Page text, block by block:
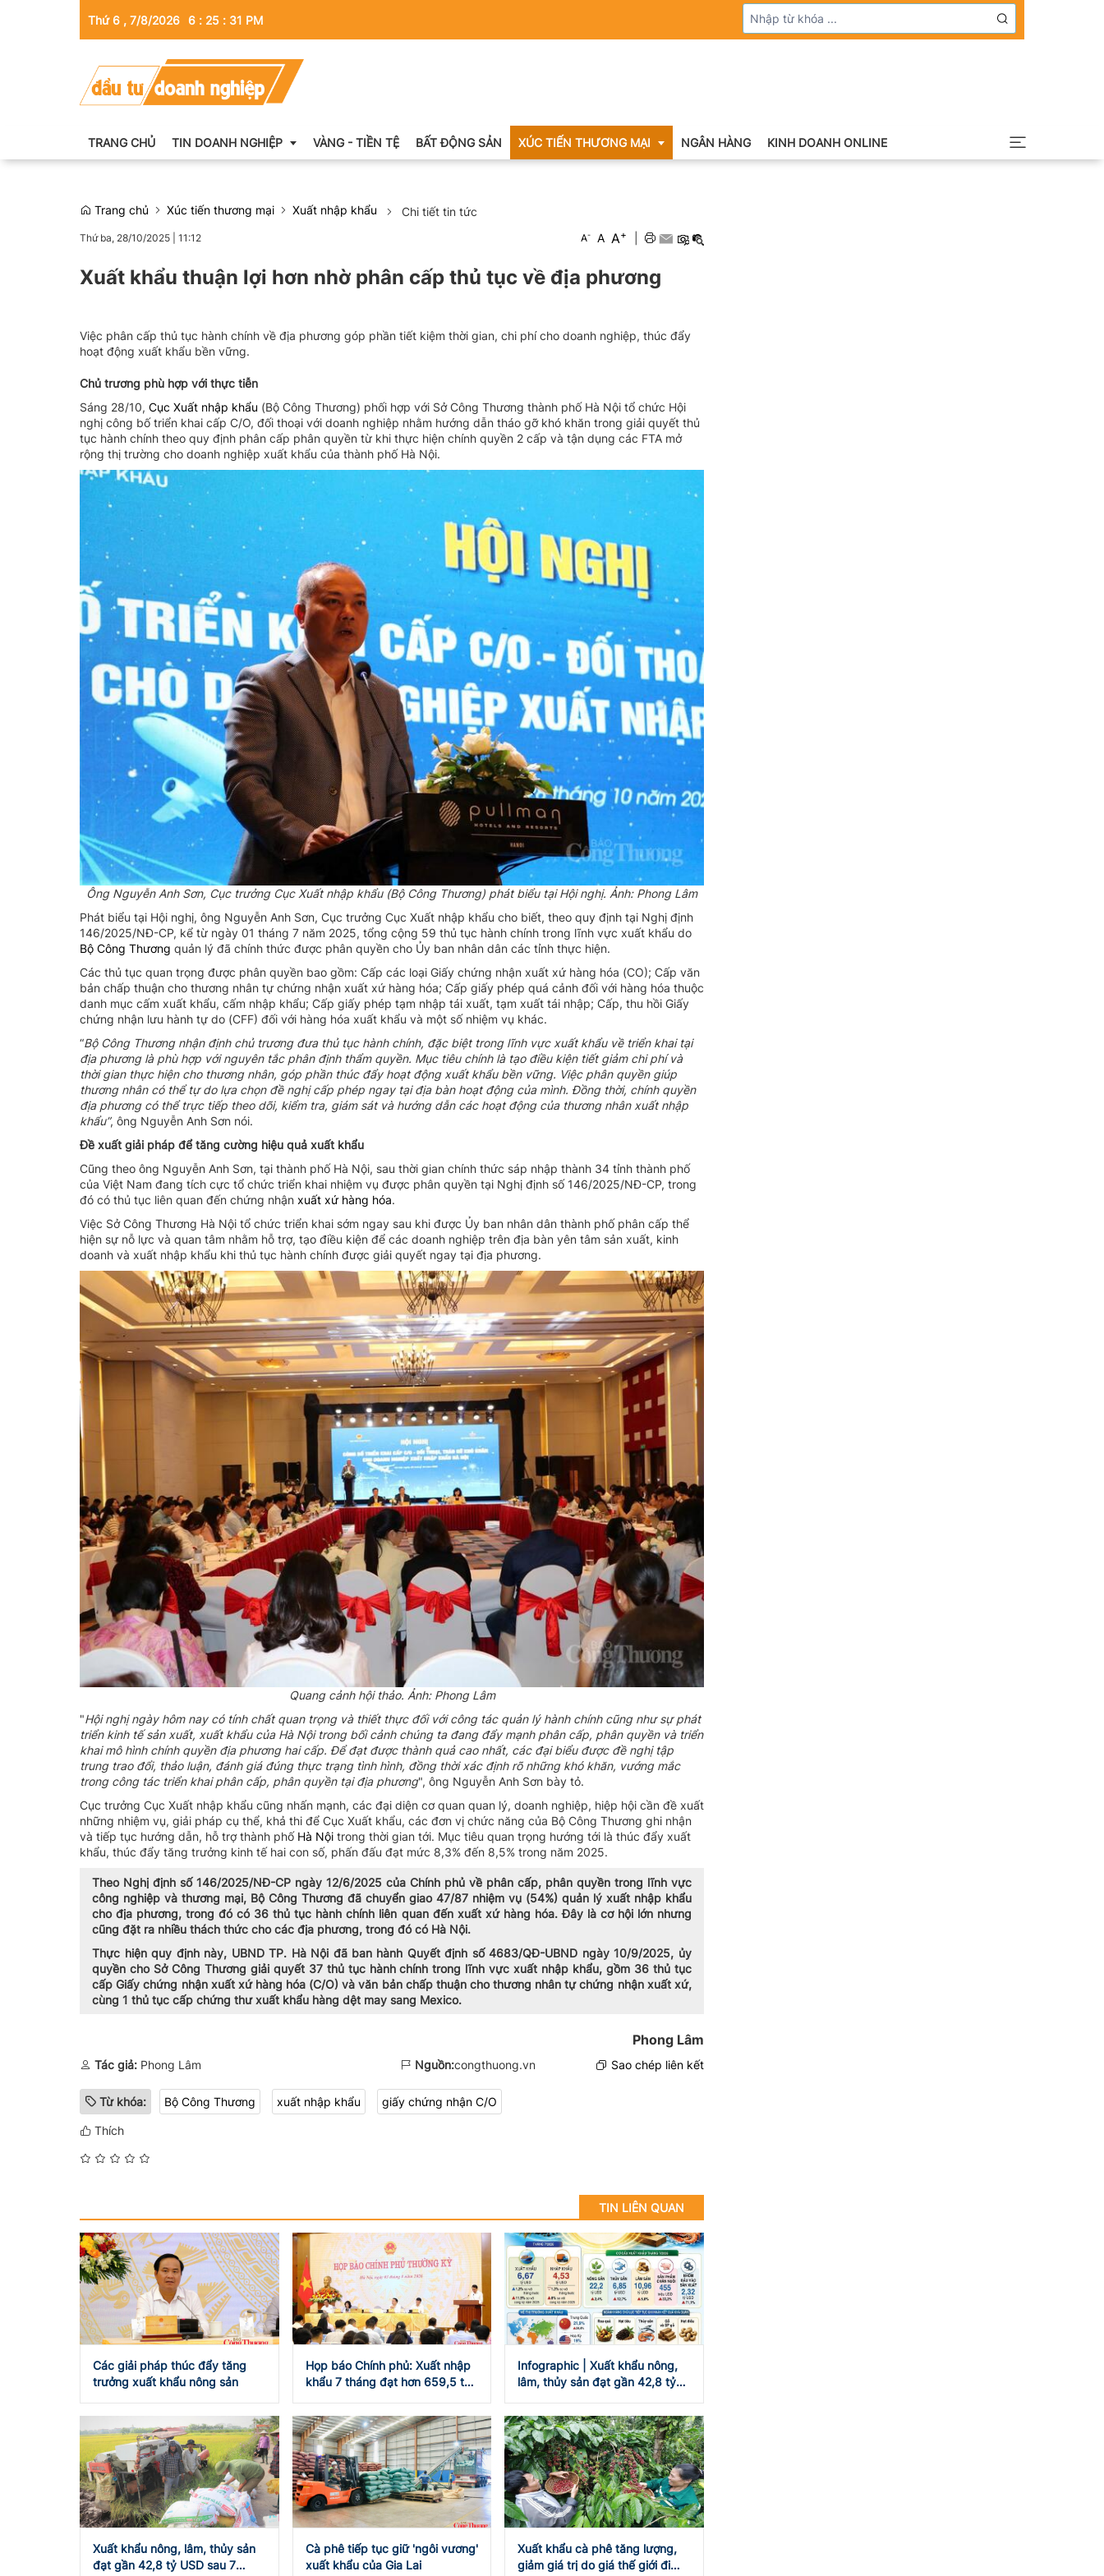
Thứ 6 , 7/8/2026 6 : 25 : 33 PM
TRANG CHỦ TIN DOANH NGHIỆP
Thông tin doanh nghiệp
Kinh tế tài chính
VÀNG - TIỀN TỆ BẤT ĐỘNG SẢN XÚC TIẾN THƯƠNG MẠI
Hội chợ triển lãm
NGÂN HÀNG KINH DOANH ONLINE
Trang chủ Xúc tiến thương mại Xuất nhập khẩu Chi tiết tin tức
Thứ ba, 28/10/2025 11:12 A- A A+
Xuất khẩu thuận lợi hơn nhờ phân cấp thủ tục về địa phương
Việc phân cấp thủ tục hành chính về địa phương góp phần tiết kiệm thời gian, chi phí cho doanh nghiệp, thúc đẩy
hoạt động xuất khẩu bền vững.
Chủ trương phù hợp với thực tiễn
Sáng 28/10, Cục Xuất nhập khẩu (Bộ Công Thương) phối hợp với Sở Công Thương thành phố Hà Nội tổ chức Hội
nghị công bố triển khai cấp C/O, đối thoại với doanh nghiệp nhằm hướng dẫn tháo gỡ khó khăn trong giải quyết thủ
tục hành chính theo quy định phân cấp phân quyền từ khi thực hiện chính quyền 2 cấp và tận dụng các FTA mở
rộng thị trường cho doanh nghiệp xuất khẩu của thành phố Hà Nội.
Ông Nguyễn Anh Sơn, Cục trưởng Cục Xuất nhập khẩu (Bộ Công Thương) phát biểu tại Hội nghị. Ảnh: Phong Lâm
Phát biểu tại Hội nghị, ông Nguyễn Anh Sơn, Cục trưởng Cục Xuất nhập khẩu cho biết, theo quy định tại Nghị định
146/2025/NĐ-CP, kể từ ngày 01 tháng 7 năm 2025, tổng cộng 59 thủ tục hành chính trong lĩnh vực xuất khẩu do
Bộ Công Thương quản lý đã chính thức được phân quyền cho Ủy ban nhân dân các tỉnh thực hiện.
Các thủ tục quan trọng được phân quyền bao gồm: Cấp các loại Giấy chứng nhận xuất xứ hàng hóa (CO); Cấp văn
bản chấp thuận cho thương nhân tự chứng nhận xuất xứ hàng hóa; Cấp giấy phép quá cảnh đối với hàng hóa thuộc
danh mục cấm xuất khẩu, cấm nhập khẩu; Cấp giấy phép tạm nhập tái xuất, tạm xuất tái nhập; Cấp, thu hồi Giấy
chứng nhận lưu hành tự do (CFF) đối với hàng hóa xuất khẩu và một số nhiệm vụ khác.
“BộCông Thương nhận định chủ trương đưa thủ tục hành chính, đặc biệt trong lĩnh vực xuất khẩu về triển khai tại
địa phương là phù hợp với nguyên tắc phân định thẩm quyền. Mục tiêu chính là tạo điều kiện tiết giảm chi phí và
thời gian thực hiện cho thương nhân, góp phần thúc đẩy hoạt động xuất khẩu bền vững. Việc phân quyền giúp
thương nhân có thể tự do lựa chọn đề nghị cấp phép ngay tại địa bàn hoạt động của mình. Đồng thời, chính quyền
địa phương có thể trực tiếp theo dõi, kiểm tra, giám sát và hướng dẫn các hoạt động của thương nhân xuất nhập
khẩu”, ông Nguyễn Anh Sơn nói.
Đề xuất giải pháp để tăng cường hiệu quả xuất khẩu
Cũng theo ông Nguyễn Anh Sơn, tại thành phố Hà Nội, sau thời gian chính thức sáp nhập thành 34 tỉnh thành phố
của Việt Nam đang tích cực tổ chức triển khai nhiệm vụ được phân quyền tại Nghị định số 146/2025/NĐ-CP, trong
đó có thủ tục liên quan đến chứng nhận xuất xứ hàng hóa.
Việc Sở Công Thương Hà Nội tổ chức triển khai sớm ngay sau khi được Ủy ban nhân dân thành phố phân cấp thể
hiện sự nỗ lực và quan tâm nhằm hỗ trợ, tạo điều kiện để các doanh nghiệp trên địa bàn yên tâm sản xuất, kinh
doanh và xuất nhập khẩu khi thủ tục hành chính được giải quyết ngay tại địa phương.
Quang cảnh hội thảo. Ảnh: Phong Lâm
"Hội nghị ngày hôm nay có tính chất quan trọng và thiết thực đối với công tác quản lý hành chính cũng như sự phát
triển kinh tế sản xuất, xuất khẩu của Hà Nội trong bối cảnh chúng ta đang đẩy mạnh phân cấp, phân quyền và triển
khai mô hình chính quyền địa phương hai cấp. Để đạt được thành quả cao nhất, các đại biểu được đề nghị tập
trung trao đổi, thảo luận, đánh giá đúng thực trạng tình hình, đồng thời xác định rõ những khó khăn, vướng mắc
trong công tác triển khai phân cấp, phân quyền tại địa phương", ông Nguyễn Anh Sơn bày tỏ.
Cục trưởng Cục Xuất nhập khẩu cũng nhấn mạnh, các đại diện cơ quan quan lý, doanh nghiệp, hiệp hội cần đề xuất
những nhiệm vụ, giải pháp cụ thể, khả thi để Cục Xuất khẩu, các đơn vị chức năng của Bộ Công Thương ghi nhận
và tiếp tục hướng dẫn, hỗ trợ thành phố Hà Nội trong thời gian tới. Mục tiêu quan trọng hướng tới là thúc đẩy xuất
khẩu, thúc đẩy tăng trưởng kinh tế hai con số, phấn đấu đạt mức 8,3% đến 8,5% trong năm 2025.
Theo Nghị định số 146/2025/NĐ-CP ngày 12/6/2025 của Chính phủ về phân cấp, phân quyền trong lĩnh vực
công nghiệp và thương mại, Bộ Công Thương đã chuyển giao 47/87 nhiệm vụ (54%) quản lý xuất nhập khẩu
cho địa phương, trong đó có 36 thủ tục hành chính liên quan đến xuất xứ hàng hóa. Đây là cơ hội lớn nhưng
cũng đặt ra nhiều thách thức cho các địa phương, trong đó có Hà Nội.
Thực hiện quy định này, UBND TP. Hà Nội đã ban hành Quyết định số 4683/QĐ-UBND ngày 10/9/2025, ủy
quyền cho Sở Công Thương giải quyết 37 thủ tục hành chính trong lĩnh vực xuất nhập khẩu, gồm 36 thủ tục
cấp Giấy chứng nhận xuất xứ hàng hóa (C/O) và văn bản chấp thuận cho thương nhân tự chứng nhận xuất xứ,
cùng 1 thủ tục cấp chứng thư xuất khẩu hàng dệt may sang Mexico.
Phong Lâm
Tác giả: Phong Lâm Nguồn:congthuong.vn Sao chép liên kết
Từ khóa: Bộ Công Thương xuất nhập khẩu giấy chứng nhận C/O
Thích
TIN LIÊN QUAN
Các giải pháp thúc đẩy tăng
trưởng xuất khẩu nông sản
Họp báo Chính phủ: Xuất nhập
khẩu 7 tháng đạt hơn 659,5 tỷ
Infographic | Xuất khẩu nông,
lâm, thủy sản đạt gần 42,8 tỷ
Xuất khẩu nông, lâm, thủy sản
đạt gần 42,8 tỷ USD sau 7
Cà phê tiếp tục giữ 'ngôi vương'
xuất khẩu của Gia Lai
Xuất khẩu cà phê tăng lượng,
giảm giá trị do giá thế giới đi